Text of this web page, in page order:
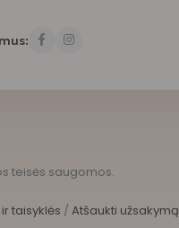
teisės saugomos.
taisyklės / Atšaukti užsakymą